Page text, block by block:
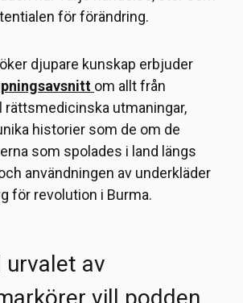
för förändring.
djupare kunskap erbjuder
om allt från
rättsmedicinska utmaningar,
historier som de om de
som spolades i land längs
användningen av underkläder
för revolution i Burma.
urvalet av
vill podden